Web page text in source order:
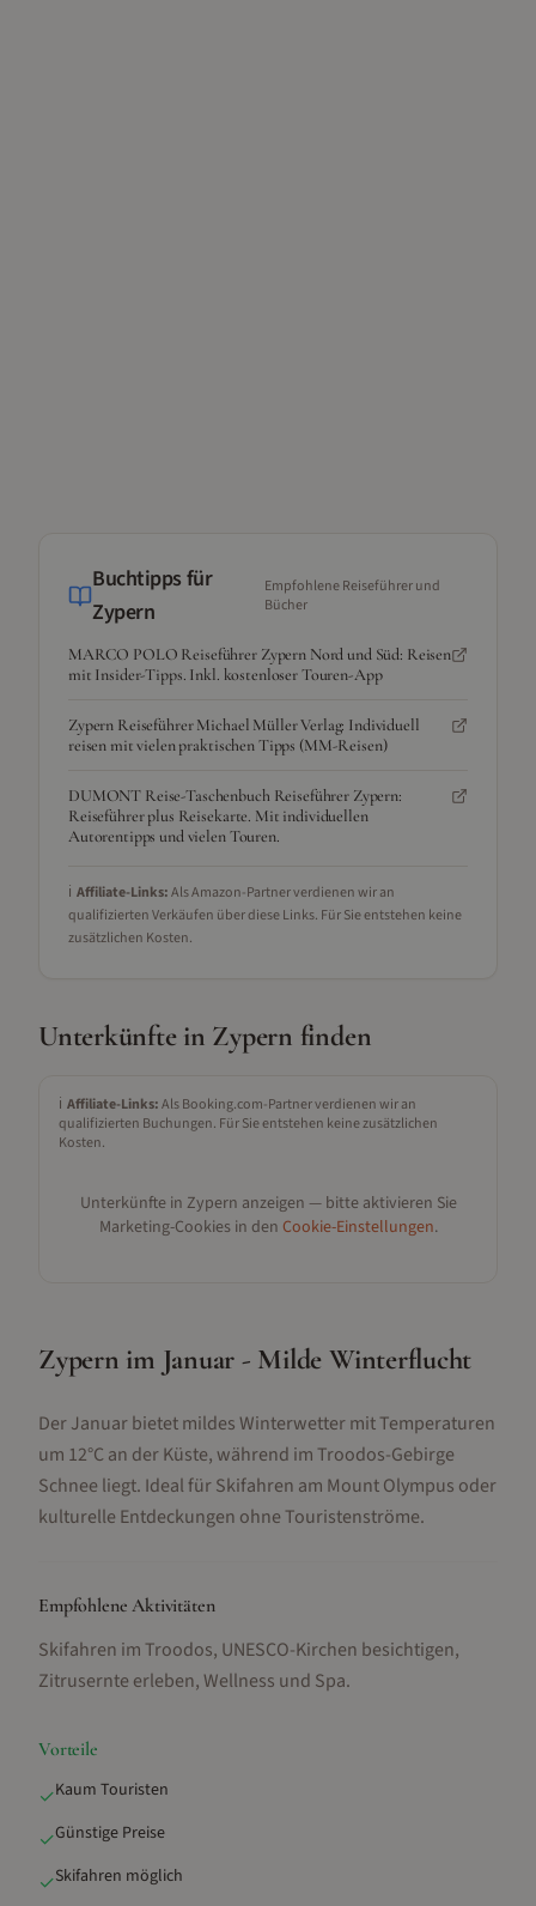
Buchtipps für
Zypern
Empfohlene Reiseführer und
Bücher
MARCO POLO Reiseführer Zypern Nord und Süd: Reisen
mit Insider-Tipps. Inkl. kostenloser Touren-App
Zypern Reiseführer Michael Müller Verlag: Individuell
reisen mit vielen praktischen Tipps (MM-Reisen)
DUMONT Reise-Taschenbuch Reiseführer Zypern:
Reiseführer plus Reisekarte. Mit individuellen
Autorentipps und vielen Touren.
ℹ️ Affiliate-Links:Als Amazon-Partner verdienen wir an
qualifizierten Verkäufen über diese Links. Für Sie entstehen keine
zusätzlichen Kosten.
Unterkünfte in Zypern finden
ℹ️ Affiliate-Links:Als Booking.com-Partner verdienen wir an
qualifizierten Buchungen. Für Sie entstehen keine zusätzlichen
Kosten.
Unterkünfte in Zypern anzeigen — bitte aktivieren Sie
Marketing-Cookies in den Cookie-Einstellungen.
Zypern im Januar - Milde Winterflucht
Der Januar bietet mildes Winterwetter mit Temperaturen
um 12°C an der Küste, während im Troodos-Gebirge
Schnee liegt. Ideal für Skifahren am Mount Olympus oder
kulturelle Entdeckungen ohne Touristenströme.
Empfohlene Aktivitäten
Skifahren im Troodos, UNESCO-Kirchen besichtigen,
Zitrusernte erleben, Wellness und Spa.
Vorteile
✓Kaum Touristen
✓Günstige Preise
✓Skifahren möglich